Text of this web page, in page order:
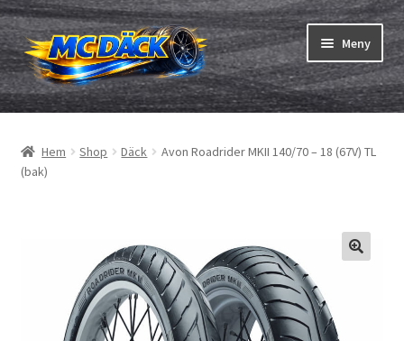
Hoppa
till
navigering
Hoppa
till
innehåll
Meny
Däck
Slangar & fälgband
Däcktest
Hem Shop Däck
Avon Roadrider MKII 140/70 – 18 (67V) TL
(bak)